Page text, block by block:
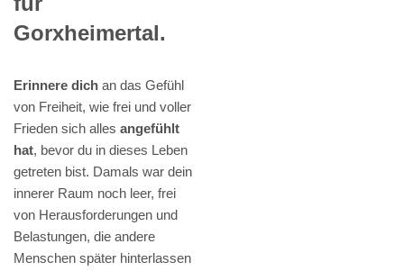
Gorxheimertal.
Erinnere dich an das Gefühl
von Freiheit, wie frei und voller
Frieden sich alles angefühlt
hat, bevor du in dieses Leben
getreten bist. Damals war dein
innerer Raum noch leer, frei
von Herausforderungen und
Belastungen, die andere
Menschen später hinterlassen